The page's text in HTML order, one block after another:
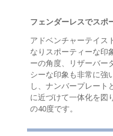
フェンダーレスでスポ
アドベンチャーテイス
なりスポーティーな印
ーの角度、リザーバー
シーな印象も非常に強
し、ナンバープレート
に近づけて一体化を図
の40度です。